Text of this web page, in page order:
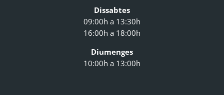
Dissabtes
09:00h a 13:30h
16:00h a 18:00h
Diumenges
10:00h a 13:00h